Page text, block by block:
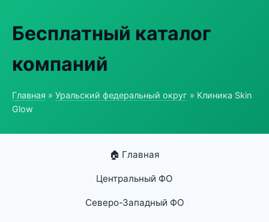
Бесплатный каталог
компаний
Главная » Уральский федеральный округ » Клиника Skin
Glow
🏠 Главная
Центральный ФО
Северо-Западный ФО